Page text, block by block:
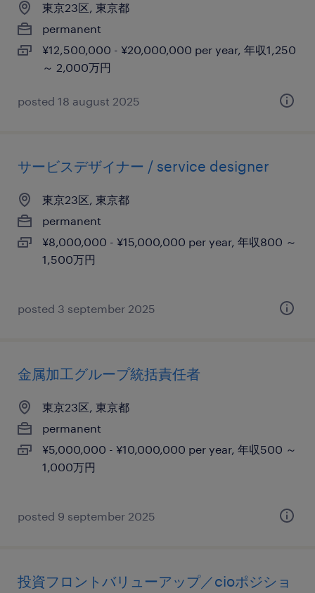
東京23区, 東京都
permanent
¥12,500,000 - ¥20,000,000 per year, 年収1,250
～ 2,000万円
posted 18 august 2025
サービスデザイナー / service designer
東京23区, 東京都
permanent
¥8,000,000 - ¥15,000,000 per year, 年収800 ～
1,500万円
posted 3 september 2025
金属加工グループ統括責任者
東京23区, 東京都
permanent
¥5,000,000 - ¥10,000,000 per year, 年収500 ～
1,000万円
posted 9 september 2025
投資フロントバリューアップ／cioポジショ